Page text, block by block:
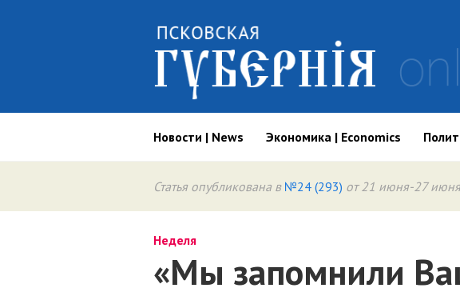
Новости | News Экономика | Economics
Статья опубликована в №24 (293) от 21 июня-27
Неделя
«Мы запомнили